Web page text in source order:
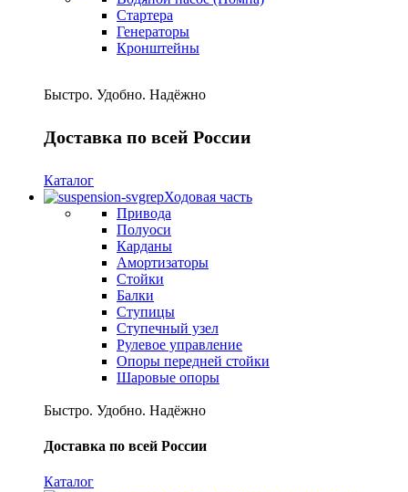
Стартера
Генераторы
Кронштейны
Быстро. Удобно. Надёжно
Доставка по всей России
Каталог
Ходовая часть
Привода
Полуоси
Карданы
Амортизаторы
Стойки
Балки
Ступицы
Ступечный узел
Рулевое управление
Опоры передней стойки
Шаровые опоры
Быстро. Удобно. Надёжно
Доставка по всей России
Каталог